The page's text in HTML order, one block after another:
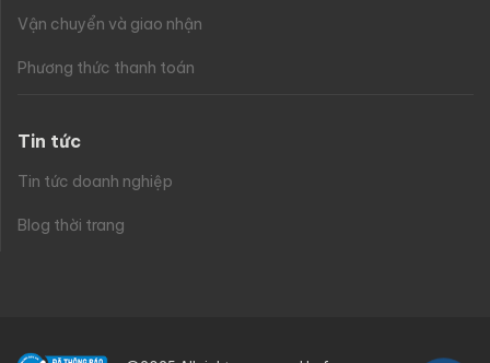
Vận chuyển và giao nhận
Phương thức thanh toán
Tin tức
Tin tức doanh nghiệp
Blog thời trang